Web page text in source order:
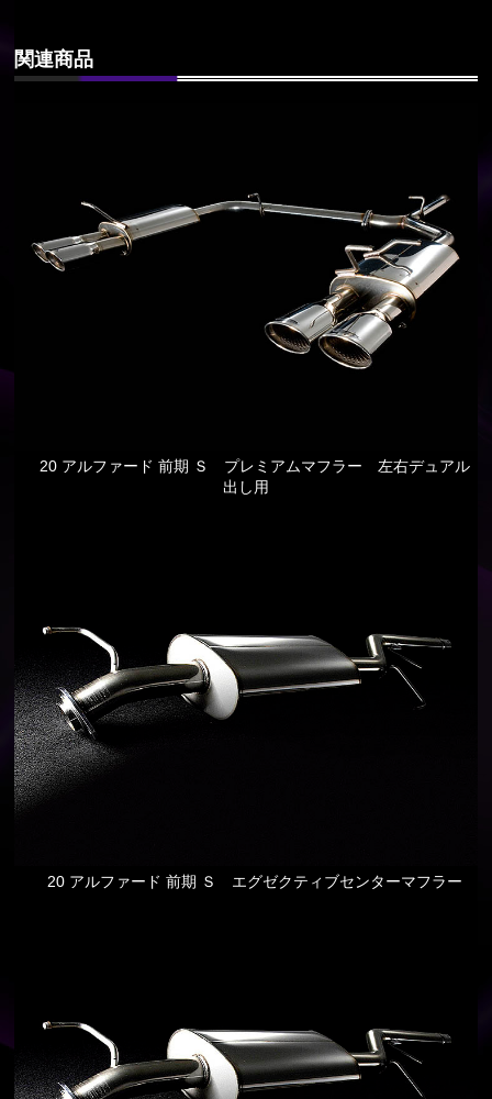
関連商品
20 アルファード 前期 Ｓ プレミアムマフラー 左右デュアル
出し用
20 アルファード 前期 Ｓ エグゼクティブセンターマフラー